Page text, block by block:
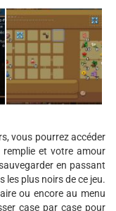
vous pourrez accéder
et votre amour
en passant
les plus noirs de ce jeu.
ou encore au menu
case par case pour